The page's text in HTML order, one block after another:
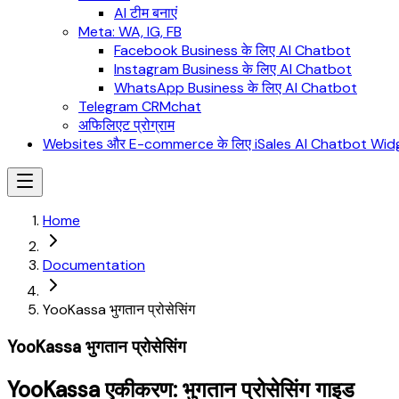
AI टीम बनाएं
Meta: WA, IG, FB
Facebook Business के लिए AI Chatbot
Instagram Business के लिए AI Chatbot
WhatsApp Business के लिए AI Chatbot
Telegram CRMchat
अफिलिएट प्रोग्राम
Websites और E-commerce के लिए iSales AI Chatbot
Home
Documentation
YooKassa भुगतान प्रोसेसिंग
YooKassa भुगतान प्रोसेसिंग
YooKassa एकीकरण: भुगतान प्रोसेसिंग गाइड